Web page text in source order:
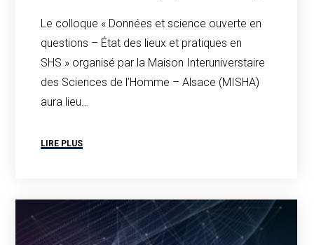
Le colloque « Données et science ouverte en
questions – État des lieux et pratiques en
SHS » organisé par la Maison Interuniverstaire
des Sciences de l’Homme – Alsace (MISHA)
aura lieu…
LIRE PLUS